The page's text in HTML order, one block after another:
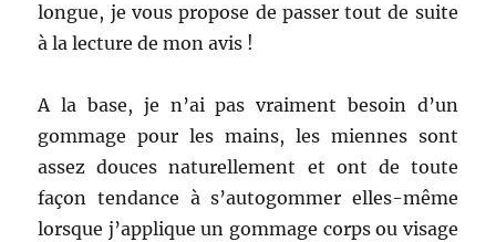
longue, je vous propose de passer tout de suite
à la lecture de mon avis !
A la base, je n’ai pas vraiment besoin d’un
gommage pour les mains, les miennes sont
assez douces naturellement et ont de toute
façon tendance à s’autogommer elles-même
lorsque j’applique un gommage corps ou visage